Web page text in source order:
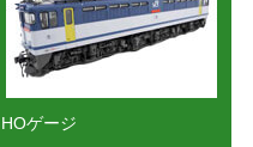
HOゲージ